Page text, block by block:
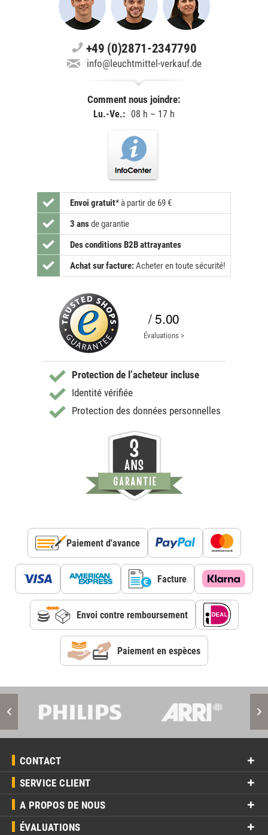
+49 (0)2871-2347790
info@leuchtmittel-verkauf.de
Comment nous joindre:
Lu.-Ve.: 08 h – 17 h
Envoi gratuit* à partir de 69 €
3 ansde garantie
Des conditions B2B attrayantes
Achat sur facture:Acheter en toute sécurité!
/ 5.00
Évaluations >
Protection de l’acheteur incluse
Identité vérifiée
Protection des données personnelles
Paiement d'avance
Facture
Envoi contre remboursement
Paiement en espèces
CONTACT
SERVICE CLIENT
A PROPOS DE NOUS
ÉVALUATIONS